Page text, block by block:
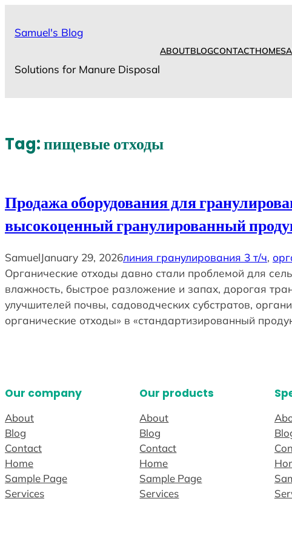
Samuel's Blog
Solutions for Manure Disposal
ABOUTBLOGCONTACTHOME
Tag:пищевые отходы
Продажа оборудования для
высокоценный гранулированный
SamuelJanuary 29, 2026линия гранулирования 3 т/ч,
Органические отходы давно стали проблемой для
влажность, быстрое разложение и запах, дорогая
улучшителей почвы, садоводческих субстратов,
органические отходы» в «стандартизированный
Our company
About
Blog
Contact
Home
Sample Page
Services
Our products
About
Blog
Contact
Home
Sample Page
Services